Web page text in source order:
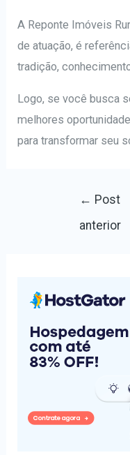
A Reponte Imóveis
de atuação, é
tradição,
Logo, se você busca
melhores
para transformar seu
Navegação
← Post
anterior